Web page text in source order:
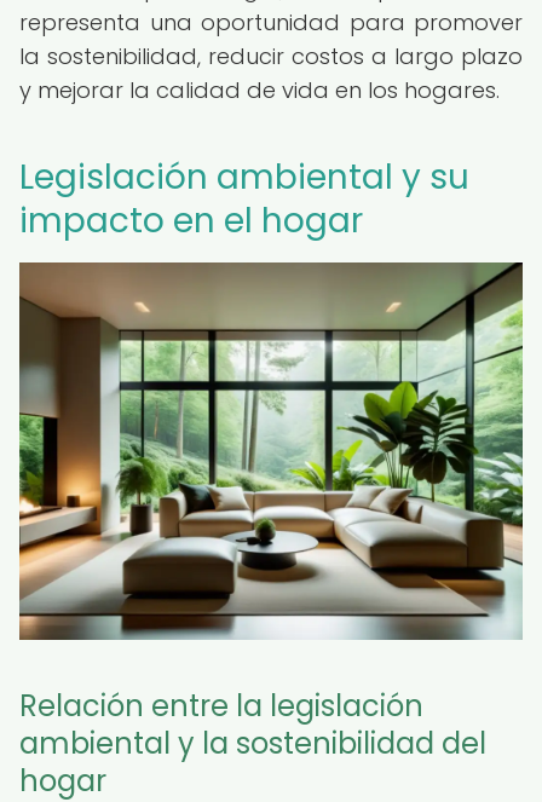
representa una oportunidad para promover
la sostenibilidad, reducir costos a largo plazo
y mejorar la calidad de vida en los hogares.
Legislación ambiental y su
impacto en el hogar
Relación entre la legislación
ambiental y la sostenibilidad del
hogar